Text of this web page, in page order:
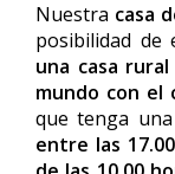
Nuestra casa
posibilidad de
una casa
mundo con el
que tenga
entre las